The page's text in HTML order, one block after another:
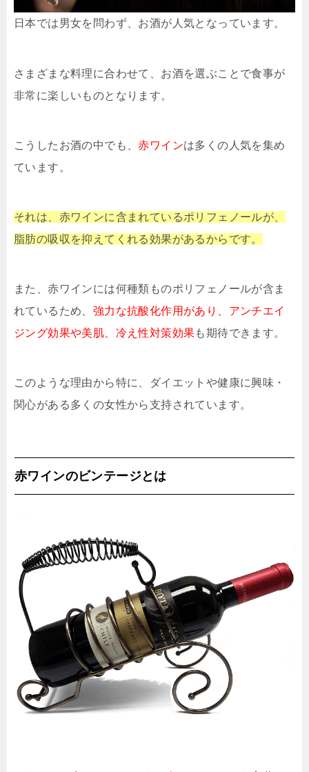
日本では男女を問わず、お酒が人気となっています。
さまざまな料理に合わせて、お酒を選ぶことで食事が
非常に楽しいものとなります。
こうしたお酒の中でも、赤ワインは多くの人気を集め
ています。
それは、赤ワインに含まれているポリフェノールが、
脂肪の吸収を抑えてくれる効果があるからです。
また、赤ワインには何種類ものポリフェノールが含ま
れているため、 強力な抗酸化作用があり、アンチエイ
ジング効果や美肌、冷え性対策効果も期待できます。
このような理由から特に、ダイエットや健康に興味・
関心がある多くの女性から支持されています。
赤ワインのビンテージとは